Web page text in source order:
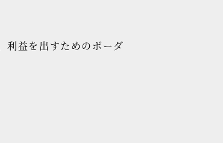
利益を出すためのボーダ